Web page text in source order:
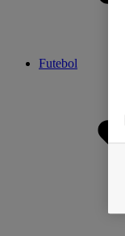
Futebol